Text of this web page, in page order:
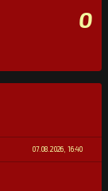
0
100%
07.08.2026, 16:40